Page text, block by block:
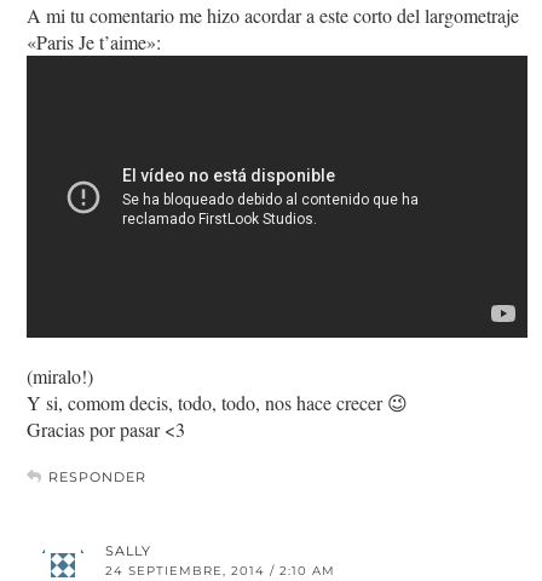
A mi tu comentario me hizo acordar a este corto del largometraje
«Paris Je t’aime»:
(miralo!)
Y si, comom decis, todo, todo, nos hace crecer 😉
Gracias por pasar <3
RESPONDER
SALLY
24 SEPTIEMBRE, 2014 / 2:10 AM